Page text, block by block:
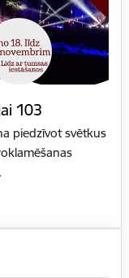
103
piedzīvot svētkus